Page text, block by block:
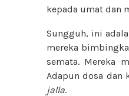
kepada umat dan
Sungguh, ini
mereka
semata. Mereka
Adapun dosa dan
jalla.